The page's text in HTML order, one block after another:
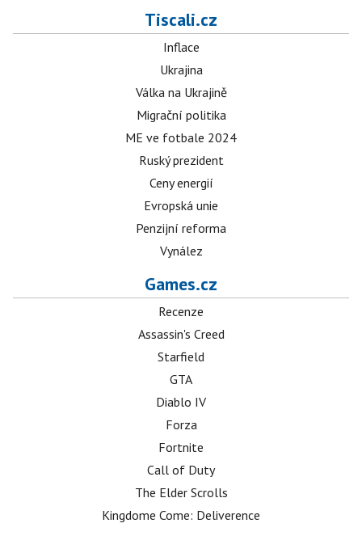
Tiscali.cz
Inflace
Ukrajina
Válka na Ukrajině
Migrační politika
ME ve fotbale 2024
Ruský prezident
Ceny energií
Evropská unie
Penzijní reforma
Vynález
Games.cz
Recenze
Assassin's Creed
Starfield
GTA
Diablo IV
Forza
Fortnite
Call of Duty
The Elder Scrolls
Kingdome Come: Deliverence